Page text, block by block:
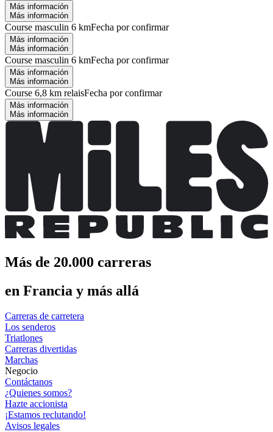
Más información
Más información
Course masculin 6 kmFecha por confirmar
Más información
Más información
Course masculin 6 kmFecha por confirmar
Más información
Más información
Course 6,8 km relaisFecha por confirmar
Más información
Más información
Más de 20.000 carreras
en Francia y más allá
Carreras de carretera
Los senderos
Triatlones
Carreras divertidas
Marchas
Negocio
Contáctanos
¿Quienes somos?
Hazte accionista
¡Estamos reclutando!
Avisos legales